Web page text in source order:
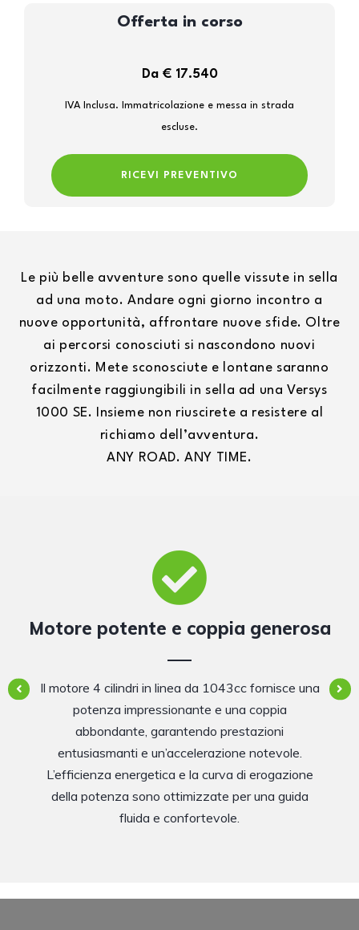
Offerta in corso
Da € 17.540
IVA Inclusa. Immatricolazione e messa in strada
escluse.
RICEVI PREVENTIVO
Le più belle avventure sono quelle vissute in sella
ad una moto. Andare ogni giorno incontro a
nuove opportunità, affrontare nuove sfide. Oltre
ai percorsi conosciuti si nascondono nuovi
orizzonti. Mete sconosciute e lontane saranno
facilmente raggiungibili in sella ad una Versys
1000 SE. Insieme non riuscirete a resistere al
richiamo dell’avventura.
ANY ROAD. ANY TIME.
Motore potente e coppia generosa
Il motore 4 cilindri in linea da 1043cc fornisce una
potenza impressionante e una coppia
abbondante, garantendo prestazioni
entusiasmanti e un’accelerazione notevole.
L’efficienza energetica e la curva di erogazione
della potenza sono ottimizzate per una guida
fluida e confortevole.